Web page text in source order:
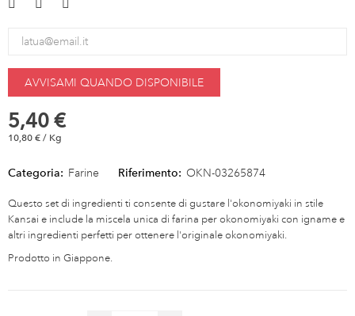
AVVISAMI QUANDO DISPONIBILE
5,40 €
10,80 € / Kg
Categoria: Farine Riferimento: OKN-03265874
Questo set di ingredienti ti consente di gustare l'okonomiyaki in stile
Kansai e include la miscela unica di farina per okonomiyaki con igname e
altri ingredienti perfetti per ottenere l'originale okonomiyaki.
Prodotto in Giappone.